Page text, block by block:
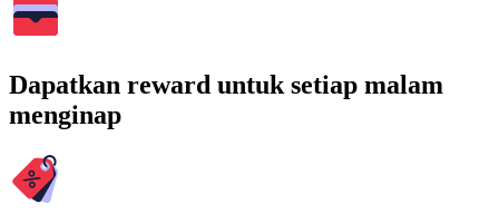
Dapatkan reward untuk setiap malam
menginap